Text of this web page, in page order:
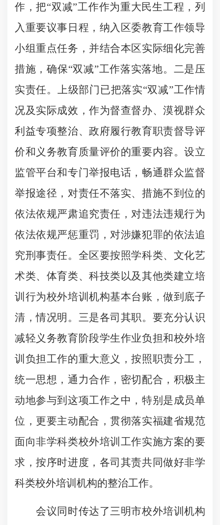
作，把“双减”工作作为重大民生工程，列
入重要议事日程，纳入区委教育工作领导
小组重点任务，并结合本区实际细化完善
措施，确保“双减”工作落实落地。二是压
实责任。上级部门已把落实“双减”工作情
况及实际成效，作为督查督办、漠视群众
利益专项整治、政府履行教育职责督导评
价和义务教育质量评价的重要内容。设立
监管平台和专门举报电话，畅通群众监督
举报途径，对责任不落实、措施不到位的
依法依规严肃追究责任，对违法违规行为
依法依规严惩重罚，对涉嫌犯罪的依法追
究刑事责任。全区要按照学科类、文化艺
术类、体育类、科技类以及其他类建立培
训行为校外培训机构基本台账，做到底子
清，情况明。三是各司其职。要充分认识
减轻义务教育阶段学生作业负担和校外培
训负担工作的重大意义，按照职责分工，
统一思想，通力合作，密切配合，积极主
动地参与到这项工作之中，特别是成员单
位，更要主动配合，贯彻落实福建省规范
面向非学科类校外培训工作实施方案的要
求，按序时进度，各司其责共同做好非学
科类校外培训机构的整治工作。
会议同时传达了三明市校外培训机构